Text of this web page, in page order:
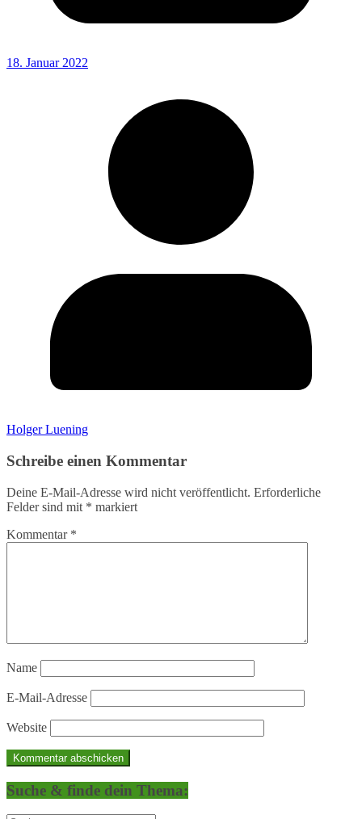
18. Januar 2022
Holger Luening
Schreibe einen Kommentar
Deine E-Mail-Adresse wird nicht veröffentlicht. Erforderliche
Felder sind mit * markiert
Kommentar *
Name
E-Mail-Adresse
Website
Suche & finde dein Thema: